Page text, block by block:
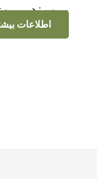
برومند
اطلاعات